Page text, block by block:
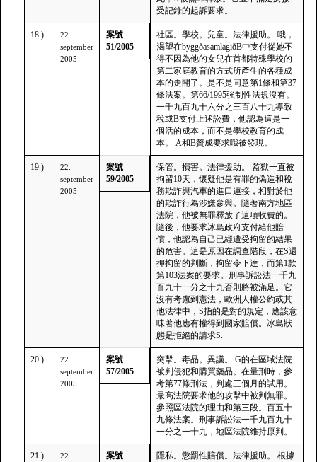
受記錄的起訴要求。
18.)
22.
september
2005
案號
51/2005
社區。學校。兒童。法律援助。 哦，
渴望在byggðasamlagiðB中支付從她不
得不因為他的女兒在首都特殊學校的
第二家庭教育的方式所產生的各種成
本的走開了。是不是同意第1條和第37
條法案。第66/1995強制性法規沒有。
一千九百九十六分之三百八十九導致
稅或B支付上述訟費，他認為這是一
個活的成本，而不是學校教育的成
本。 A和B贊成要求哦被發現。
19.)
22.
september
2005
案號
59/2005
保管。損害。法律援助。 監獄一直被
拘留10天，懷疑他是有罪的偽造和稅
務欺詐與汽車的進口連接，相對於他
的欺詐行為涉嫌參與。隨著南方地區
法院，他被無罪釋放了這項收費的。
隨後，他要求冰島政府支付給他賠
償，他認為自己已經遭受拘留的結果
的危害。這是原因在調查階段，在S還
押拘留的判斷，拘留令下達，而第1款
第103法案的要求。刑事訴訟法一千九
百九十一分之十九否則將被滿足。它
沒有考慮到憲法，歐洲人權公約或其
他法律中，S指的是對的規定，應該意
味著他應有權得到國家賠償。冰島狀
態是拒絕的請求S.
20.)
22.
september
2005
案號
57/2005
突擊。毒品。異議。 G的在區域法院
被判侵犯和購買藥品。在量刑時，參
考第77條刑法，判處三個月的試用。
最高法院要求他的攻擊中被判無罪。
參照區法院的理由和第三段。百五十
九條法案。刑事訴訟法一千九百九十
一分之一十九，地區法院維持原判。
21.)
22.
案號
隱私。懲罰性賠償。法律援助。 根據